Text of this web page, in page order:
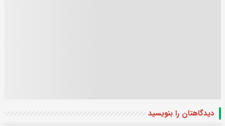
دیدگاهتان را بنویسید